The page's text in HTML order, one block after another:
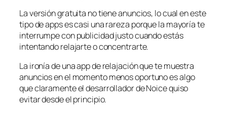
La versión gratuita no tiene anuncios, lo cual en este
tipo de apps es casi una rareza porque la mayoría te
interrumpe con publicidad justo cuando estás
intentando relajarte o concentrarte.
La ironía de una app de relajación que te muestra
anuncios en el momento menos oportuno es algo
que claramente el desarrollador de Noice quiso
evitar desde el principio.